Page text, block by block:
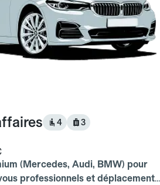
4 3
(Mercedes, Audi, BMW) pour
professionnels et déplacements